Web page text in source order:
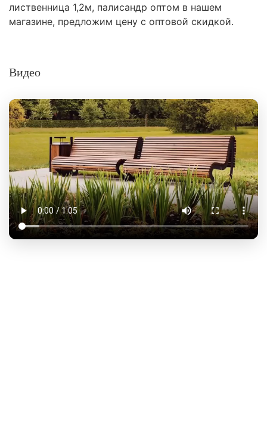
лиственница 1,2м, палисандр оптом в нашем
магазине, предложим цену с оптовой скидкой.
Видео